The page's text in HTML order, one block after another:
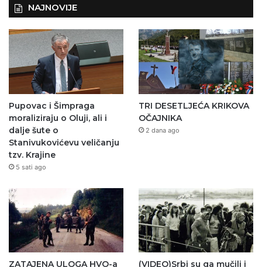
NAJNOVIJE
Pupovac i Šimpraga
moraliziraju o Oluji, ali i
dalje šute o
Stanivukovićevu veličanju
tzv. Krajine
5 sati ago
TRI DESETLJEĆA KRIKOVA
OČAJNIKA
2 dana ago
ZATAJENA ULOGA HVO-a
(VIDEO)Srbi su ga mučili i